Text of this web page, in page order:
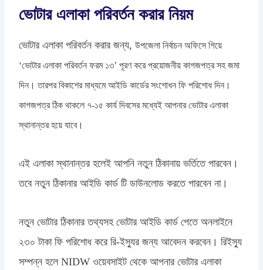
ভোটার এলাকা পরিবর্তন করার নিয়ম
ভোটার এলাকা পরিবর্তন করার জন্য, উপজেলা নির্বাচন অফিসে গিয়ে
‘ভোটার এলাকা পরিবর্তন ফরম ১৩’ পূরণ করেপ্রয়োজনীয় কাগজপত্র সহ জমা
দিন। তারপরবিকাশের মাধ্যমে আইডি কার্ডের সংশোধন ফি পরিশোধ দিন।
কাগজপত্র ঠিক থাকলে ৭-১৫ কার্য দিবসের মধ্যেই আপনার ভোটার এলাকা
স্থানান্তর হয়ে যাবে।
এই এলাকা স্থানান্তর হলেই আপনি নতুন ঠিকানায় ভর্তিতে পারবেন।
তবে নতুন ঠিকানার আইডি কার্ড টি ডাউনলোড করতে পারবেন না।
নতুন ভোটার ঠিকানার তথ্যসহ ভোটার আইডি কার্ড পেতে অনলাইনে
২৩০ টাকা ফি পরিশোধ করে রি-ইস্যুর জন্য আবেদন করবেন। রিইস্যু
সম্পন্ন হলে NIDW ওয়েবসাইট থেকে আপনার ভোটার এলাকা